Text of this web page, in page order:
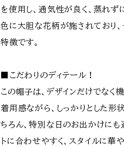
を使用し、通気性が良く、蒸れ
色に大胆な花柄が施されており
特徴です。
■こだわりのディテール！
この帽子は、デザインだけでなく
着用感ながら、しっかりとした形
ちろん、特別な日のお出かけにも
トに合わせやすく、スタイルに華